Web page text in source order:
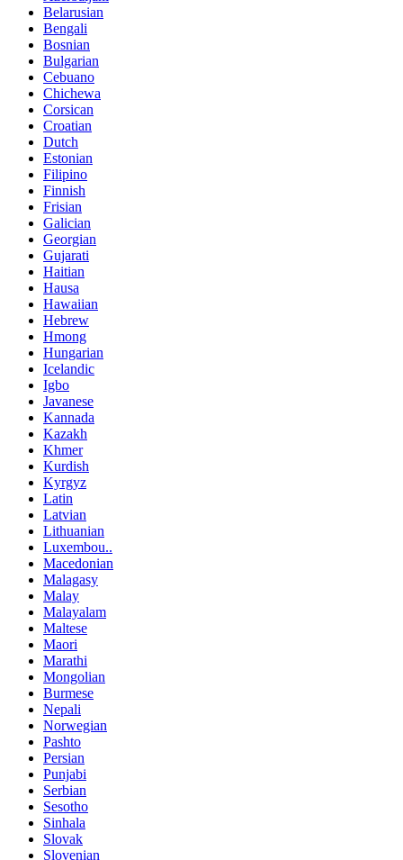
Belarusian
Bengali
Bosnian
Bulgarian
Cebuano
Chichewa
Corsican
Croatian
Dutch
Estonian
Filipino
Finnish
Frisian
Galician
Georgian
Gujarati
Haitian
Hausa
Hawaiian
Hebrew
Hmong
Hungarian
Icelandic
Igbo
Javanese
Kannada
Kazakh
Khmer
Kurdish
Kyrgyz
Latin
Latvian
Lithuanian
Luxembou..
Macedonian
Malagasy
Malay
Malayalam
Maltese
Maori
Marathi
Mongolian
Burmese
Nepali
Norwegian
Pashto
Persian
Punjabi
Serbian
Sesotho
Sinhala
Slovak
Slovenian